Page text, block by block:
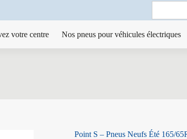
Search
votre centre Nos pneus pour véhicules électriques
Point S – Pneus Neufs Été 165/